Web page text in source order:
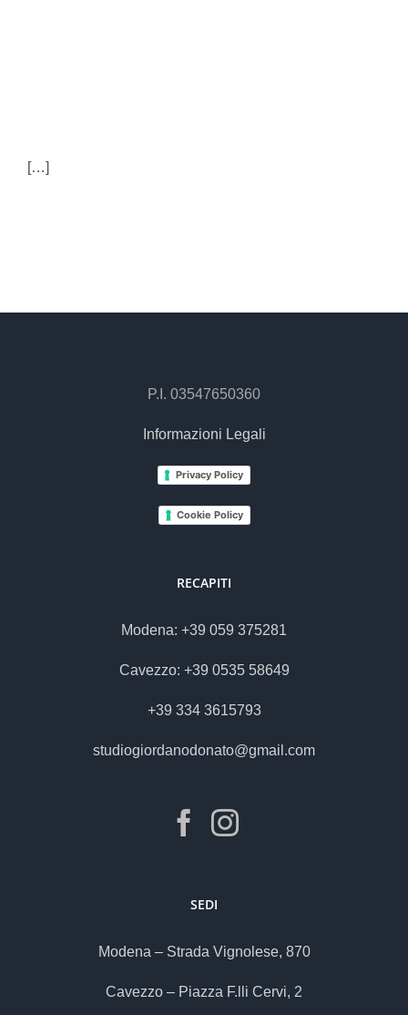
[…]
P.I. 03547650360
Informazioni Legali
Privacy Policy
Cookie Policy
RECAPITI
Modena: +39 059 375281
Cavezzo: +39 0535 58649
+39 334 3615793
studiogiordanodonato@gmail.com
SEDI
Modena – Strada Vignolese, 870
Cavezzo – Piazza F.lli Cervi, 2